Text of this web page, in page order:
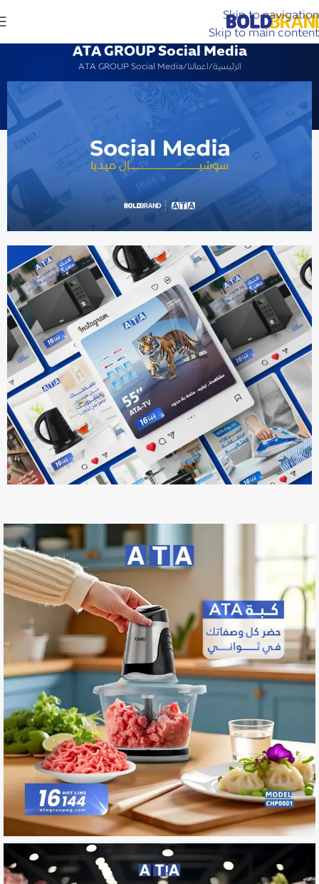
Skip to navigation
Skip to main content
ATA GROUP Social Media
الرئيسية اعمالنا ATA GROUP Social Media